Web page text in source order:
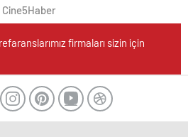
Cine5Haber
firmaları sizin için